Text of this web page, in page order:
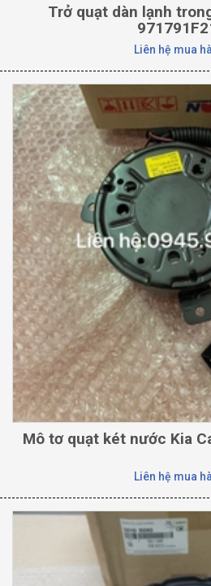
Trở quạt dàn lạnh
Liên hệ mua
Mô tơ quạt két nước Kia
Liên hệ mua